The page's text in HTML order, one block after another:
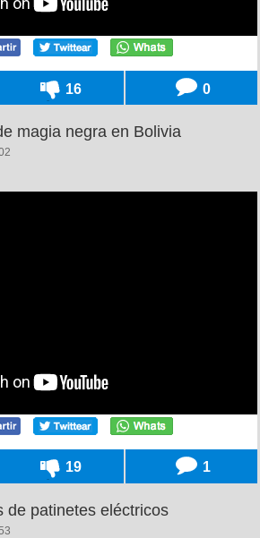
16 0
magia negra en Bolivia
19 1
de patinetes eléctricos